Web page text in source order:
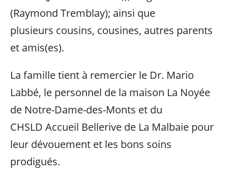
(Raymond Tremblay); ainsi que
plusieurs cousins, cousines, autres parents
et amis(es).
La famille tient à remercier le Dr. Mario
Labbé, le personnel de la maison La Noyée
de Notre-Dame-des-Monts et du
CHSLD Accueil Bellerive de La Malbaie pour
leur dévouement et les bons soins
prodigués.